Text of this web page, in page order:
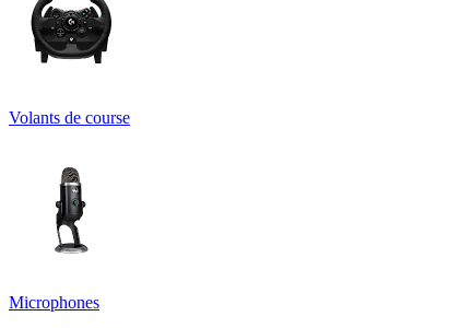
Volants de course
Microphones